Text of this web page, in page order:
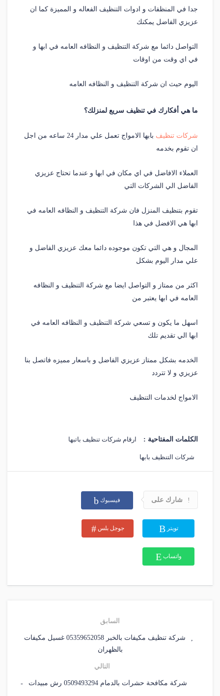
جدا في المنظفات و ادوات التنظيف الفعاله و المميزة كما ان
عزيزي الفاضل يمكنك
التواصل دائما مع شركة التنظيف و النظافه العامه في ابها و
في اي وقت من اوقات
اليوم حيث ان شركة التنظيف و النظافه العامه
ما هي أفكارك في تنظيف سريع لمنزلك؟
شركات تنظيف
بابها الامواج تعمل علي مدار 24 ساعه من اجل
ان تقوم بخدمه
العملاء الافاضل في اي مكان في ابها و عندما تحتاج عزيزي
الفاضل الي الشركات التي
تقوم بتنظيف المنزل فان شركة التنظيف و النظافه العامه في
ابها هي الافضل في هذا
المجال و هي التي تكون موجوده دائما معك عزيزي الفاضل و
علي مدار اليوم بشكل
اكثر من ممتاز و التواصل ايضا مع شركة التنظيف و النظافه
العامه في ابها يعتبر من
اسهل ما يكون و تسعي شركة التنظيف و النظافه العامه في
ابها الي تقديم تلك
الخدمه بشكل ممتاز عزيزي الفاضل و باسعار مميزه فاتصل بنا
عزيزي و لا تتردد
الامواج لخدمات التنظيف
الكلمات المفتاحية : ارقام شركات تنظيف باتبها
شركات التنظيف بابها
شارك على فيسبوك
تويتر جوجل بلس
واتساب
السابق
شركة تنظيف مكيفات بالخبر 05359652058 غسيل مكيفات
بالظهران
التالي
شركة مكافحة حشرات بالدمام 0509493294 رش مبيدات